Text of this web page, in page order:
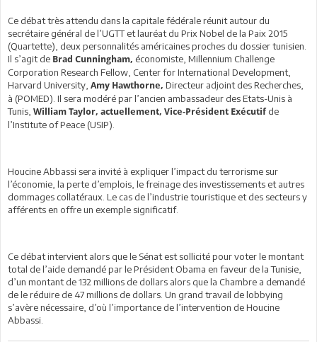
Ce débat très attendu dans la capitale fédérale réunit autour du
secrétaire général de l’UGTT et lauréat du Prix Nobel de la Paix 2015
(Quartette), deux personnalités américaines proches du dossier tunisien.
Il s’agit de Brad Cunningham, économiste, Millennium Challenge
Corporation Research Fellow, Center for International Development,
Harvard University, Amy Hawthorne, Directeur adjoint des Recherches,
à (POMED). Il sera modéré par l’ancien ambassadeur des Etats-Unis à
Tunis, William Taylor, actuellement, Vice-Président Exécutif de
l’Institute of Peace (USIP).
Houcine Abbassi sera invité à expliquer l’impact du terrorisme sur
l’économie, la perte d’emplois, le freinage des investissements et autres
dommages collatéraux. Le cas de l’industrie touristique et des secteurs y
afférents en offre un exemple significatif.
Ce débat intervient alors que le Sénat est sollicité pour voter le montant
total de l’aide demandé par le Président Obama en faveur de la Tunisie,
d’un montant de 132 millions de dollars alors que la Chambre a demandé
de le réduire de 47 millions de dollars. Un grand travail de lobbying
s’avère nécessaire, d’où l’importance de l’intervention de Houcine
Abbassi.